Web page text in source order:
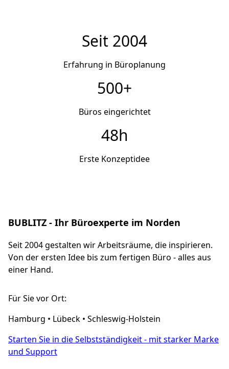
Seit 2004
Erfahrung in Büroplanung
500+
Büros eingerichtet
48h
Erste Konzeptidee
BUBLITZ - Ihr Büroexperte im Norden
Seit 2004 gestalten wir Arbeitsräume, die inspirieren.
Von der ersten Idee bis zum fertigen Büro - alles aus
einer Hand.
Für Sie vor Ort:
Hamburg • Lübeck • Schleswig-Holstein
Starten Sie in die Selbstständigkeit - mit starker Marke
und Support